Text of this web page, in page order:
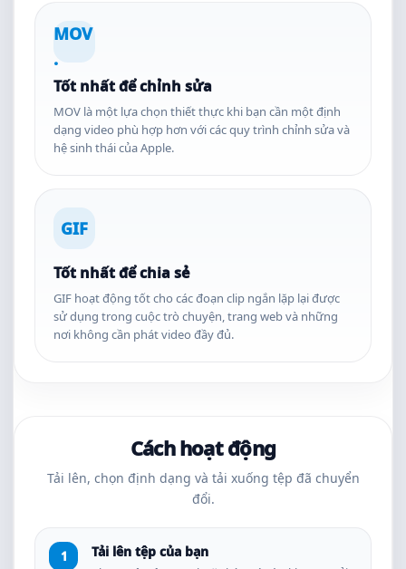
MOV
.
Tốt nhất để chỉnh sửa
MOV là một lựa chọn thiết thực khi bạn cần một định
dạng video phù hợp hơn với các quy trình chỉnh sửa và
hệ sinh thái của Apple.
GIF
Tốt nhất để chia sẻ
GIF hoạt động tốt cho các đoạn clip ngắn lặp lại được
sử dụng trong cuộc trò chuyện, trang web và những
nơi không cần phát video đầy đủ.
Cách hoạt động
Tải lên, chọn định dạng và tải xuống tệp đã chuyển
đổi.
Tải lên tệp của bạn